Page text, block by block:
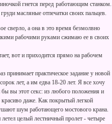
гнется перед работающим станком.
масляные отпечатки своих пальцев.
сверло, а она в это время безмолвно
рабочими руками сжимаю ее в своих
вот и приходится прямо на рабочем
принимает практическое задание у новой
лет, а им едва 18-20 лет. Я все хочу
вы этот секс: из любого положения и
даже. Как покрытый легкой
шум работающего мостового крана.
целый лестничный пролет - четыре